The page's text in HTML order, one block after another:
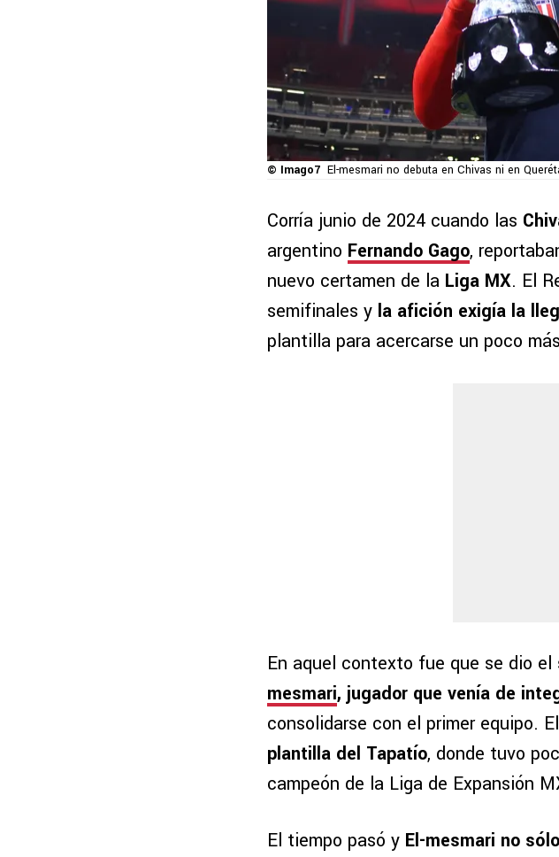
© Imago7 El-mesmari no debuta en Chivas ni en
Corría junio de 2024 cuando las
argentino Fernando Gago,
nuevo certamen de la Liga MX. El
semifinales y la afición exigía la
plantilla para acercarse un poco
En aquel contexto fue que se dio el
mesmari, jugador que venía de
consolidarse con el primer equipo.
plantilla del Tapatío, donde tuvo
campeón de la Liga de Expansión
El tiempo pasó y El-mesmari no